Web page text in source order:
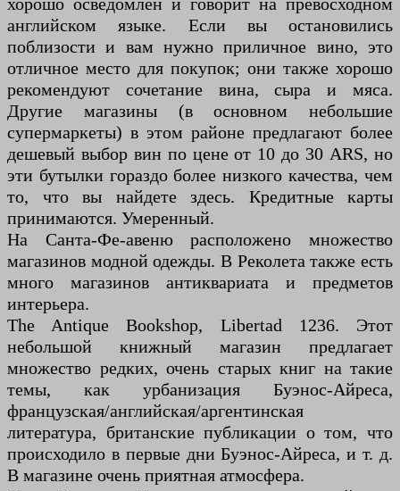
английском языке. Если вы остановились
поблизости и вам нужно приличное вино, это
отличное место для покупок; они также хорошо
рекомендуют сочетание вина, сыра и мяса.
Другие магазины (в основном небольшие
супермаркеты) в этом районе предлагают более
дешевый выбор вин по цене от 10 до 30 ARS, но
эти бутылки гораздо более низкого качества, чем
то, что вы найдете здесь. Кредитные карты
принимаются. Умеренный.
На Санта-Фе-авеню расположено множество
магазинов модной одежды. В Реколета также есть
много магазинов антиквариата и предметов
интерьера.
The Antique Bookshop, Libertad 1236. Этот
небольшой книжный магазин предлагает
множество редких, очень старых книг на такие
темы, как урбанизация Буэнос-Айреса,
французская/английская/аргентинская
литература, британские публикации о том, что
происходило в первые дни Буэнос-Айреса, и т. д.
В магазине очень приятная атмосфера.